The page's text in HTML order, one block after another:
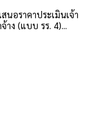
นอราคาประเมินเจ้า
ง (แบบ รร. 4)...